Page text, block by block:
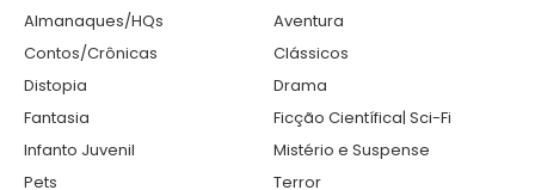
Almanaques/HQs
Aventura
Contos/Crônicas
Clássicos
Distopia
Drama
Fantasia
Ficção Científica| Sci-Fi
Infanto Juvenil
Mistério e Suspense
Pets
Terror